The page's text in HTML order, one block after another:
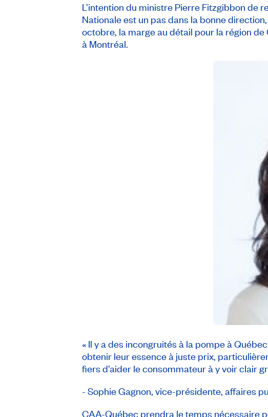
L’intention du ministre Pierre Fitzgibbon de
Nationale est un pas dans la bonne
octobre, la marge au détail pour la région
à Montréal.
« Il y a des incongruités à la pompe à
obtenir leur essence à juste prix,
fiers d’aider le consommateur à y voir clair
- Sophie Gagnon, vice-présidente, affaires
CAA-Québec prendra le temps nécessaire